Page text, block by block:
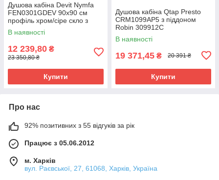
Душова кабіна Devit Nymfa
FEN0301GDEV 90х90 см
профіль хром/сіре скло з
піддоном
В наявності
12 239,80 ₴
23 350,80 ₴
Купити
Душова кабіна Qtap Presto
CRM1099AP5 з піддоном
Robin 309912C
В наявності
19 371,45 ₴ 20 391 ₴
Купити
Про нас
92% позитивних з 55 відгуків за рік
Працює з 05.06.2012
м. Харків
вул. Раєвської, 27, 61068, Харків, Україна